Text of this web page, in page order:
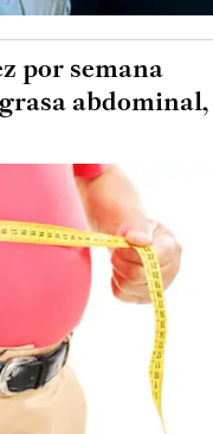
por semana
abdominal,